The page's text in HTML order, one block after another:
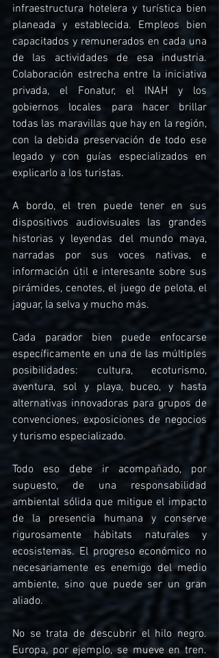
infraestructura hotelera y turística bien
planeada y establecida. Empleos bien
capacitados y remunerados en cada una
de las actividades de esa industria.
Colaboración estrecha entre la iniciativa
privada, el Fonatur, el INAH y los
gobiernos locales para hacer brillar
todas las maravillas que hay en la región,
con la debida preservación de todo ese
legado y con guías especializados en
explicarlo a los turistas.
A bordo, el tren puede tener en sus
dispositivos audiovisuales las grandes
historias y leyendas del mundo maya,
narradas por sus voces nativas, e
información útil e interesante sobre sus
pirámides, cenotes, el juego de pelota, el
jaguar, la selva y mucho más.
Cada parador bien puede enfocarse
específicamente en una de las múltiples
posibilidades: cultura, ecoturismo,
aventura, sol y playa, buceo, y hasta
alternativas innovadoras para grupos de
convenciones, exposiciones de negocios
y turismo especializado.
Todo eso debe ir acompañado, por
supuesto, de una responsabilidad
ambiental sólida que mitigue el impacto
de la presencia humana y conserve
rigurosamente hábitats naturales y
ecosistemas. El progreso económico no
necesariamente es enemigo del medio
ambiente, sino que puede ser un gran
aliado.
No se trata de descubrir el hilo negro.
Europa, por ejemplo, se mueve en tren.